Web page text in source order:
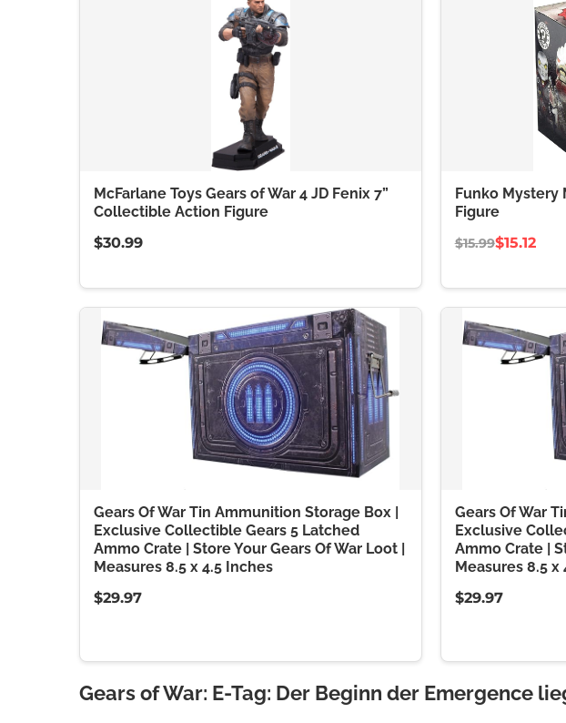
McFarlane Toys Gears of War 4 JD Fenix 7”
Collectible Action Figure
$30.99
Funko Mystery
Figure
$15.99$15.12
Gears Of War Tin Ammunition Storage Box |
Exclusive Collectible Gears 5 Latched
Ammo Crate | Store Your Gears Of War Loot |
Measures 8.5 x 4.5 Inches
$29.97
Gears Of War
Exclusive
Ammo Crate |
Measures 8.5 x
$29.97
Gears of War: E-Tag: Der Beginn der Emergence